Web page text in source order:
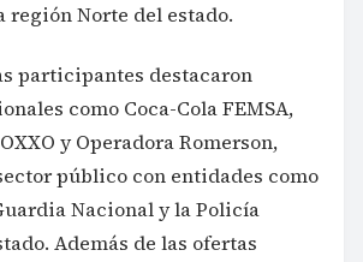
región Norte del estado.
participantes destacaron
como Coca-Cola FEMSA,
y Operadora Romerson,
público con entidades como
Nacional y la Policía
Además de las ofertas